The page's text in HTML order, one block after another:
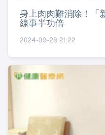
身上肉肉難消除！「
線事半功倍
2024-09-29 21:22